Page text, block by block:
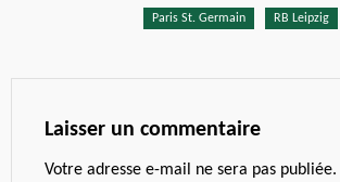
Paris St. Germain RB Leipzig
Laisser un commentaire
Votre adresse e-mail ne sera pas publiée.